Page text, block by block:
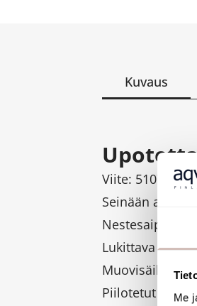
Me
Kuvaus
Viite: 510711S
Seinään
Nestesaippua-
Lukittava ovi
Muovisäiliö.
Piilotetut